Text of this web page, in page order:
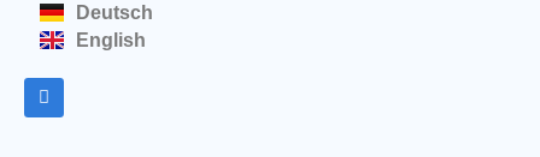
Deutsch
English